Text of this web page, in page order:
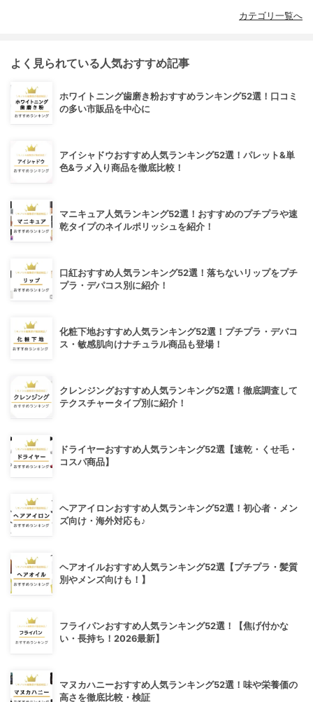
カテゴリ一覧へ
よく見られている人気おすすめ記事
ホワイトニング歯磨き粉おすすめランキング52選！口コミ
の多い市販品を中心に
アイシャドウおすすめ人気ランキング52選！パレット&単
色&ラメ入り商品を徹底比較！
マニキュア人気ランキング52選！おすすめのプチプラや速
乾タイプのネイルポリッシュを紹介！
口紅おすすめ人気ランキング52選！落ちないリップをプチ
プラ・デパコス別に紹介！
化粧下地おすすめ人気ランキング52選！プチプラ・デパコ
ス・敏感肌向けナチュラル商品も登場！
クレンジングおすすめ人気ランキング52選！徹底調査して
テクスチャータイプ別に紹介！
ドライヤーおすすめ人気ランキング52選【速乾・くせ毛・
コスパ商品】
ヘアアイロンおすすめ人気ランキング52選！初心者・メン
ズ向け・海外対応も♪
ヘアオイルおすすめ人気ランキング52選【プチプラ・髪質
別やメンズ向けも！】
フライパンおすすめ人気ランキング52選！【焦げ付かな
い・長持ち！2026最新】
マヌカハニーおすすめ人気ランキング52選！味や栄養価の
高さを徹底比較・検証